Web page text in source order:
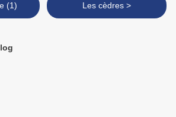
(1) Les cèdres >